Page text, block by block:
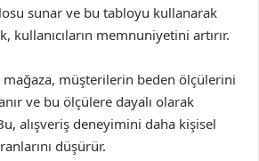
sunar ve bu tabloyu kullanarak
kullanıcıların memnuniyetini artırır.
mağaza, müşterilerin beden ölçülerini
ve bu ölçülere dayalı olarak
alışveriş deneyimini daha kişisel
düşürür.